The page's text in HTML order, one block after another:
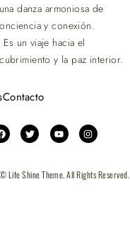
danza armoniosa de
y conexión.
Es un viaje hacia el
y la paz interior.
Contacto
© Life Shine Theme. All Rights Reserved.